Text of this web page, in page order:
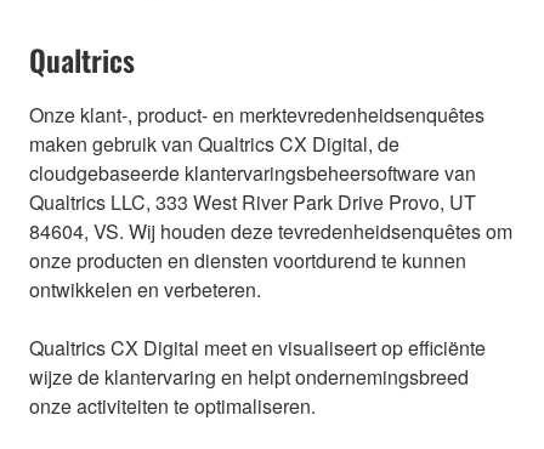
Qualtrics
Onze klant-, product- en merktevredenheidsenquêtes
maken gebruik van Qualtrics CX Digital, de
cloudgebaseerde klantervaringsbeheersoftware van
Qualtrics LLC, 333 West River Park Drive Provo, UT
84604, VS. Wij houden deze tevredenheidsenquêtes om
onze producten en diensten voortdurend te kunnen
ontwikkelen en verbeteren.
Qualtrics CX Digital meet en visualiseert op efficiënte
wijze de klantervaring en helpt ondernemingsbreed
onze activiteiten te optimaliseren.